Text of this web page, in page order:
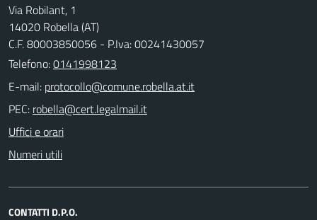
Via Robilant, 1
14020 Robella (AT)
C.F. 80003850056 - P.Iva: 00241430057
Telefono:0141998123
E-mail:
PEC:
Uffici e orari
Numeri utili
CONTATTI D.P.O.